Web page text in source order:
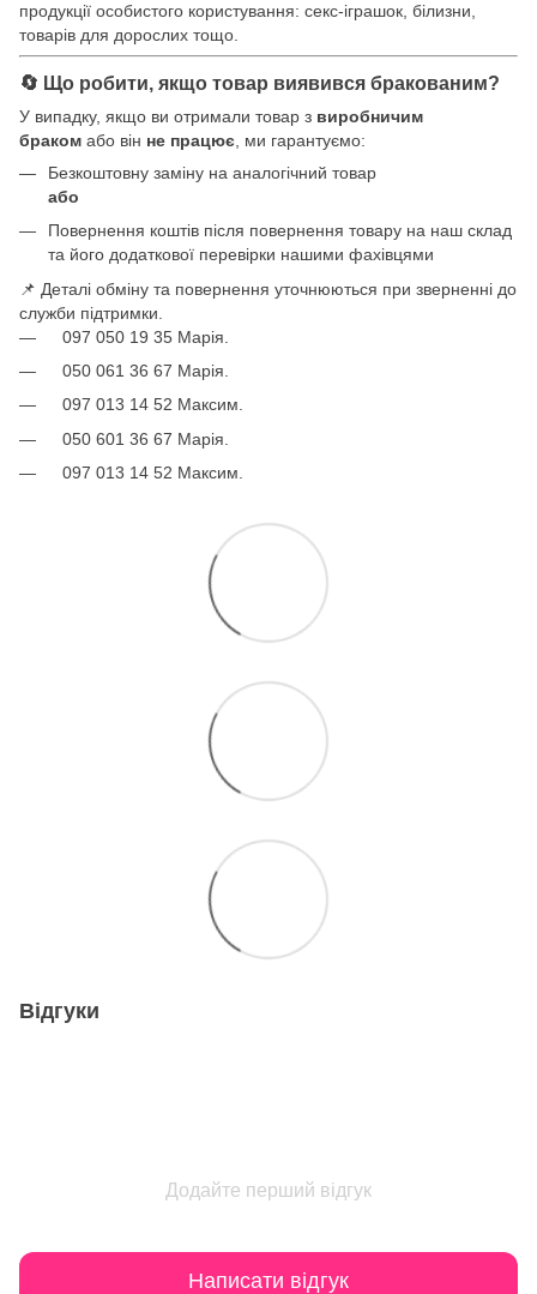
продукції особистого користування: секс-іграшок, білизни,
товарів для дорослих тощо.
🔄 Що робити, якщо товар виявився бракованим?
У випадку, якщо ви отримали товар з виробничим
браком або він не працює , ми гарантуємо:
Безкоштовну заміну на аналогічний товар
або
Повернення коштів після повернення товару на наш склад
та його додаткової перевірки нашими фахівцями
📌 Деталі обміну та повернення уточнюються при зверненні до
служби підтримки.
097 050 19 35 Марія.
050 061 36 67 Марія.
097 013 14 52 Максим.
050 601 36 67 Марія.
097 013 14 52 Максим.
Відгуки
Додайте перший відгук
Написати відгук